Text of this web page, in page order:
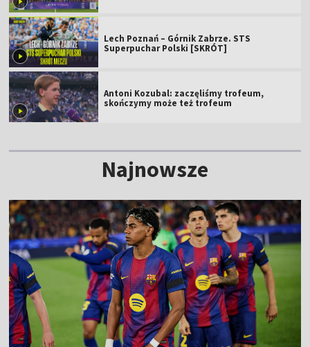
Lech Poznań – Górnik Zabrze. STS
Superpuchar Polski [SKRÓT]
Antoni Kozubal: zaczęliśmy trofeum,
skończymy może też trofeum
Najnowsze